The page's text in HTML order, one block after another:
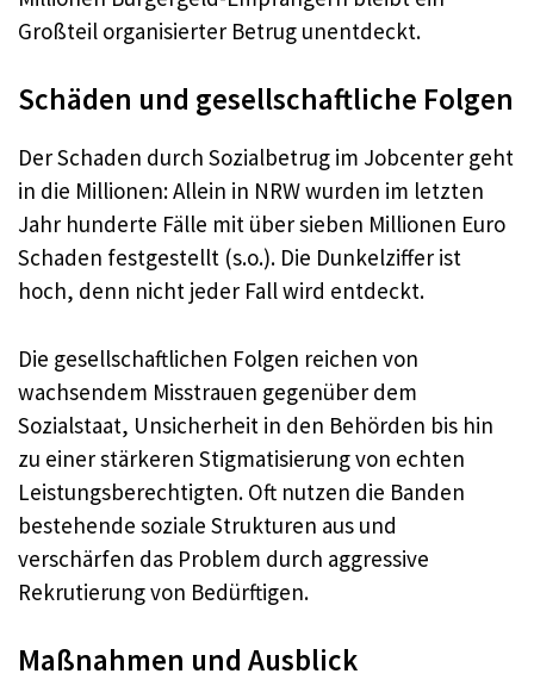
Großteil organisierter Betrug unentdeckt.
Schäden und gesellschaftliche Folgen
Der Schaden durch Sozialbetrug im Jobcenter geht
in die Millionen: Allein in NRW wurden im letzten
Jahr hunderte Fälle mit über sieben Millionen Euro
Schaden festgestellt (s.o.). Die Dunkelziffer ist
hoch, denn nicht jeder Fall wird entdeckt.
Die gesellschaftlichen Folgen reichen von
wachsendem Misstrauen gegenüber dem
Sozialstaat, Unsicherheit in den Behörden bis hin
zu einer stärkeren Stigmatisierung von echten
Leistungsberechtigten. Oft nutzen die Banden
bestehende soziale Strukturen aus und
verschärfen das Problem durch aggressive
Rekrutierung von Bedürftigen.
Maßnahmen und Ausblick